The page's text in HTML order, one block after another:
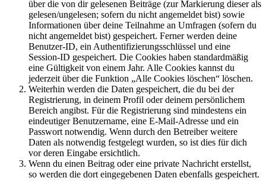
über die von dir gelesenen Beiträge (zur Markierung dieser als
gelesen/ungelesen; sofern du nicht angemeldet bist) sowie
Informationen über deine Teilnahme an Umfragen (sofern du
nicht angemeldet bist) gespeichert. Ferner werden deine
Benutzer-ID, ein Authentifizierungsschlüssel und eine
Session-ID gespeichert. Die Cookies haben standardmäßig
eine Gültigkeit von einem Jahr. Alle Cookies kannst du
jederzeit über die Funktion „Alle Cookies löschen“ löschen.
Weiterhin werden die Daten gespeichert, die du bei der
Registrierung, in deinem Profil oder deinem persönlichem
Bereich angibst. Für die Registrierung sind mindestens ein
eindeutiger Benutzername, eine E-Mail-Adresse und ein
Passwort notwendig. Wenn durch den Betreiber weitere
Daten als notwendig festgelegt wurden, so ist dies für dich
vor deren Eingabe ersichtlich.
Wenn du einen Beitrag oder eine private Nachricht erstellst,
so werden die dort eingegebenen Daten ebenfalls gespeichert.